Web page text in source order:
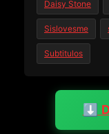
Daisy Stone
Sislovesme
Subtitulos
⬇️